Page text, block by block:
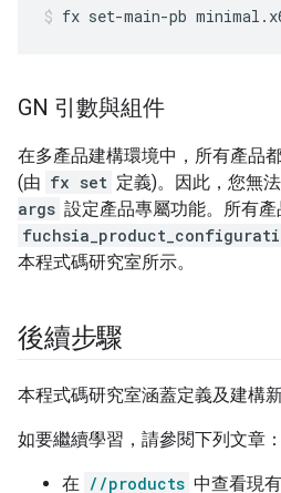
fx set-main-pb
GN 引數與組件
在多產品建構環境中，所有產品
(由 fx set 定義)。因此，您無
args 設定產品專屬功能。所有
本程式碼研究室所示。
後續步驟
本程式碼研究室涵蓋定義及建構
如要繼續學習，請參閱下列文章：
在 //products 中查看現